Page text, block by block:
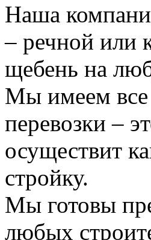
Наша
– речной или
щебень на
Мы имеем все
перевозки –
осуществит
стройку.
Мы готовы
любых